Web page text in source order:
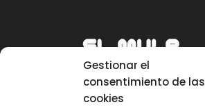
Gestionar el
consentimiento de las
cookies